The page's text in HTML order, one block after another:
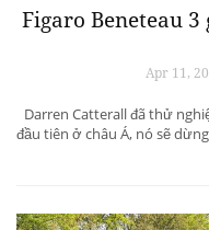
Figaro Beneteau
Apr 11,
Darren Catterall đã thử
đầu tiên ở châu Á, nó sẽ